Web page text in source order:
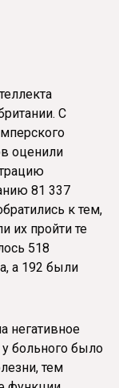
С
оценили
81 337
к тем,
их пройти те
518
а 192 были
негативное
больного было
тем